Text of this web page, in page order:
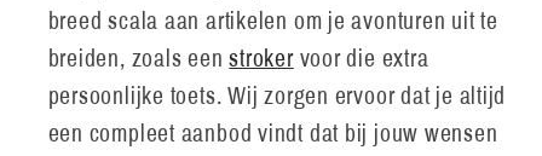
breed scala aan artikelen om je avonturen uit te
breiden, zoals eenstrokervoor die extra
persoonlijke toets. Wij zorgen ervoor dat je altijd
een compleet aanbod vindt dat bij jouw wensen